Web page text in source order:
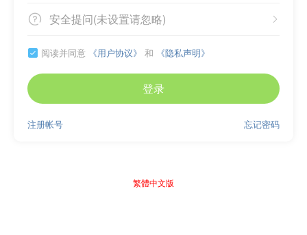
 
安全提问(未设置请忽略)
 阅读并同意 《用户协议》 和 《隐私声明》
登录
忘记密码
注册帐号
繁體中文版